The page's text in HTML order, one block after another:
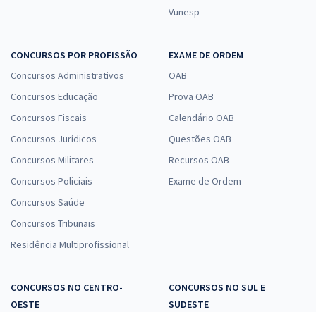
Vunesp
CONCURSOS POR PROFISSÃO
Concursos Administrativos
Concursos Educação
Concursos Fiscais
Concursos Jurídicos
Concursos Militares
Concursos Policiais
Concursos Saúde
Concursos Tribunais
Residência Multiprofissional
EXAME DE ORDEM
OAB
Prova OAB
Calendário OAB
Questões OAB
Recursos OAB
Exame de Ordem
CONCURSOS NO CENTRO-
OESTE
CONCURSOS NO SUL E
SUDESTE